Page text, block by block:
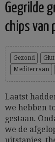
Gegrilde
chips van
Gezond
Mediterraan
Laatst
we hebben
gestaan.
we de